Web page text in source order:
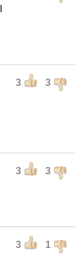
3 3
3 3
3 1